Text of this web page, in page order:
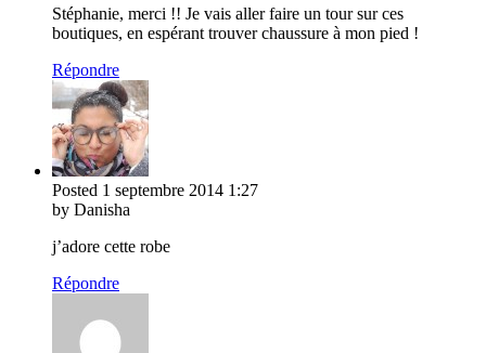
Stéphanie, merci !! Je vais aller faire un tour sur ces
boutiques, en espérant trouver chaussure à mon pied !
Répondre
Posted 1 septembre 2014 1:27
by Danisha
j’adore cette robe
Répondre